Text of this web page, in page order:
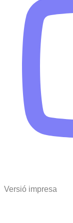
Versió impresa